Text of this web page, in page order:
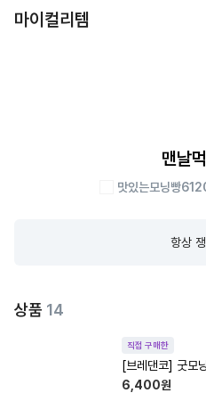
마이컬리템
맨날
맛있는모닝빵
항상
상품 14
직접 구매한
[브레댄코] 굿모
6,400원